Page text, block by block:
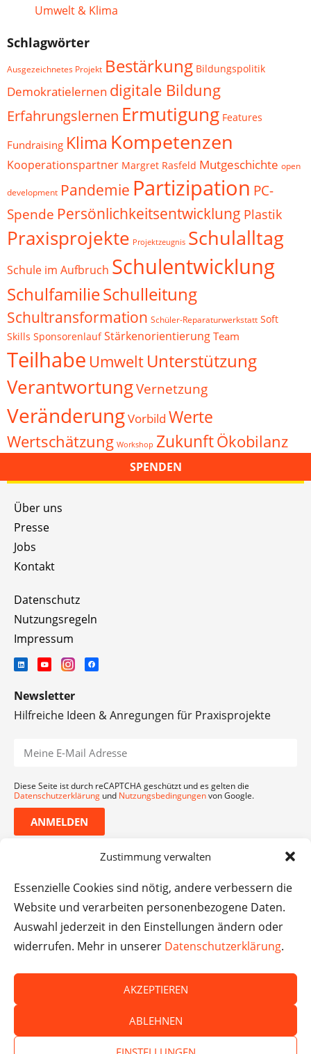
Zustimmung verwalten
Essenzielle Cookies sind nötig, andere verbessern die
Website und verarbeiten personenbezogene Daten.
Auswahl jederzeit in den Einstellungen ändern oder
widerrufen. Mehr in unserer Datenschutzerklärung.
AKZEPTIEREN
ABLEHNEN
Umwelt & Klima
Schlagwörter
Ausgezeichnetes Projekt Bestärkung Bildungspolitik
Demokratielernen digitale Bildung
Erfahrungslernen Ermutigung Features
Fundraising Klima Kompetenzen
Kooperationspartner Margret Rasfeld Mutgeschichte open
development Pandemie Partizipation PC-
Spende Persönlichkeitsentwicklung Plastik
Praxisprojekte Projektzeugnis Schulalltag
Schule im Aufbruch Schulentwicklung
SchulfamilieSchulleitung
Schultransformation Schüler-Reparaturwerkstatt Soft
Skills Sponsorenlauf Stärkenorientierung Team
Teilhabe Umwelt Unterstützung
VerantwortungVernetzung
VeränderungVorbild Werte
Wertschätzung Workshop ZukunftÖkobilanz
SPENDEN
Über uns
Presse
Jobs
Kontakt
Datenschutz
Nutzungsregeln
Impressum
Newsletter
Hilfreiche Ideen & Anregungen für Praxisprojekte
Diese Seite ist durch reCAPTCHA geschützt und es gelten die
Datenschutzerklärung und Nutzungsbedingungenvon Google.
ANMELDEN
nicht für die Inhalte externer Websites.